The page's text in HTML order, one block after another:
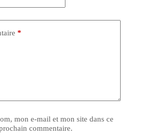
*
mon e-mail et mon site dans ce
commentaire.